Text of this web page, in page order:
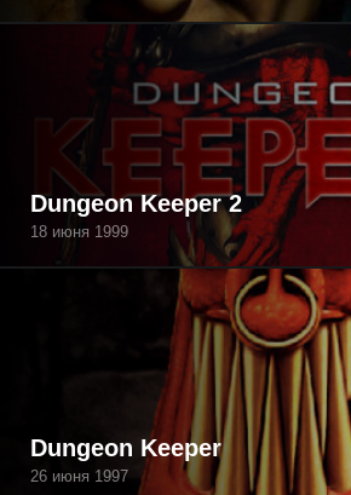
Dungeon Keeper 2
18 июня 1999
Dungeon Keeper
26 июня 1997